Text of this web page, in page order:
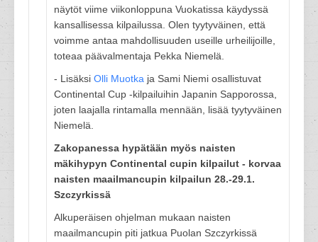
näytöt viime viikonloppuna Vuokatissa käydyssä
kansallisessa kilpailussa. Olen tyytyväinen, että
voimme antaa mahdollisuuden useille urheilijoille,
toteaa päävalmentaja Pekka Niemelä.
- Lisäksi Olli Muotka ja Sami Niemi osallistuvat
Continental Cup -kilpailuihin Japanin Sapporossa,
joten laajalla rintamalla mennään, lisää tyytyväinen
Niemelä.
Zakopanessa hypätään myös naisten
mäkihypyn Continental cupin kilpailut - korvaa
naisten maailmancupin kilpailun 28.-29.1.
Szczyrkissä
Alkuperäisen ohjelman mukaan naisten
maailmancupin piti jatkua Puolan Szczyrkissä